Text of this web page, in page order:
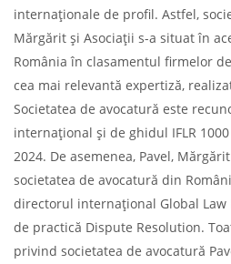
internaționale de profil. Astfel,
Mărgărit și Asociații s-a situat în
România în clasamentul firmelor
cea mai relevantă expertiză,
Societatea de avocatură este
internațional și de ghidul IFLR
2024. De asemenea, Pavel,
societatea de avocatură din
directorul internațional Global
de practică Dispute Resolution.
privind societatea de avocatură